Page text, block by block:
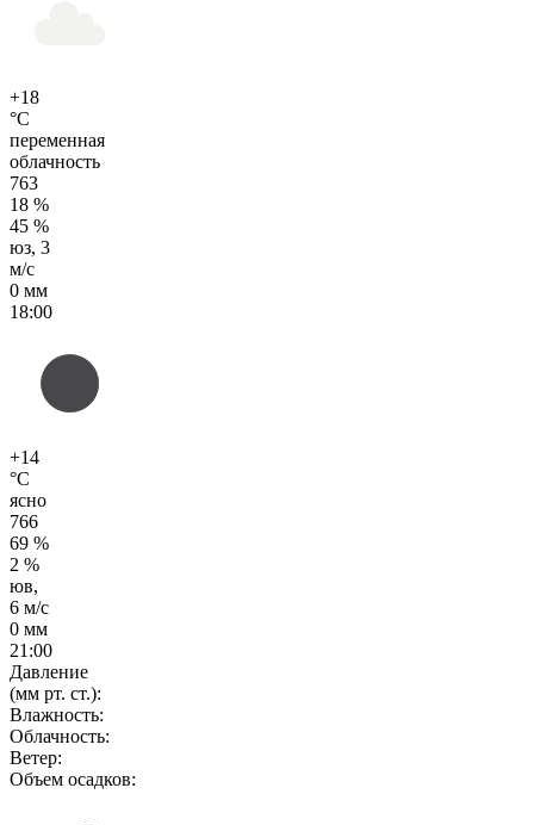
+18
°C
переменная
облачность
763
18 %
45 %
юз, 3
м/с
0 мм
18:00
+14
°C
ясно
766
69 %
2 %
юв,
6 м/с
0 мм
21:00
Давление
(мм рт. ст.):
Влажность:
Облачность:
Ветер:
Объем осадков: